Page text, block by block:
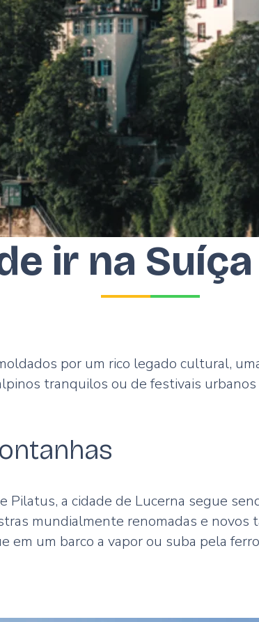
ir na
por um rico legado cultural,
tranquilos ou de festivais
a cidade de Lucerna segue
mundialmente renomadas e
em um barco a vapor ou suba pela